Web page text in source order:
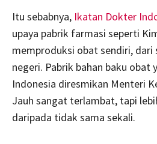
Itu sebabnya, Ikatan Dokter
upaya pabrik farmasi seperti
memproduksi obat sendiri, dari
negeri. Pabrik bahan baku obat
Indonesia diresmikan Menteri
Jauh sangat terlambat, tapi
daripada tidak sama sekali.